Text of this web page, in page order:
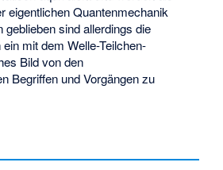
eigentlichen Quantenmechanik
geblieben sind allerdings die
mit dem Welle-Teilchen-
Bild von den
Begriffen und Vorgängen zu